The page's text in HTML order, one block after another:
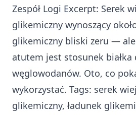
Zespół Logi Excerpt: Serek
glikemiczny wynoszący
glikemiczny bliski zeru —
atutem jest stosunek białka
węglowodanów. Oto, co
wykorzystać. Tags: serek
glikemiczny, ładunek